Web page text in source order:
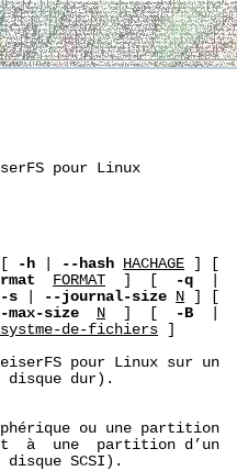
pour Linux
-h --hash HACHAGE ] [
FORMAT
  ]  [
-q
-s --journal-size N ] [
size N
  ]  [
-B
me-de-fichiers ]
pour Linux sur un
disque dur).
ou une partition
à  une  partition d’un
disque SCSI).